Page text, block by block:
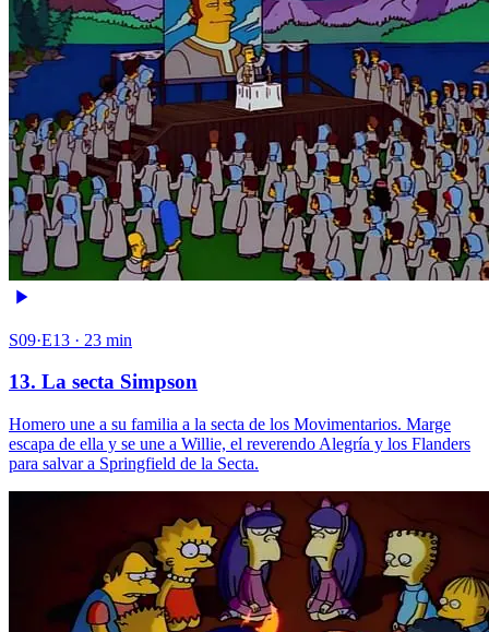
S09·E13 · 23 min
13. La secta Simpson
Homero une a su familia a la secta de los Movimentarios. Marge
escapa de ella y se une a Willie, el reverendo Alegría y los Flanders
para salvar a Springfield de la Secta.